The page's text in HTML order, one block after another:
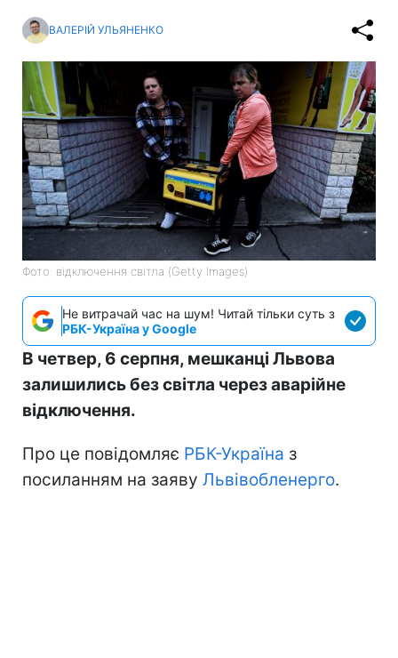
ВАЛЕРІЙ УЛЬЯНЕНКО
Фото: відключення світла (Getty Images)
Не витрачай час на шум! Читай тільки суть з
РБК-Україна у Google
В четвер, 6 серпня, мешканці Львова
залишились без світла через аварійне
відключення.
Про це повідомляє РБК-Україна з
посиланням на заяву Львівобленерго.